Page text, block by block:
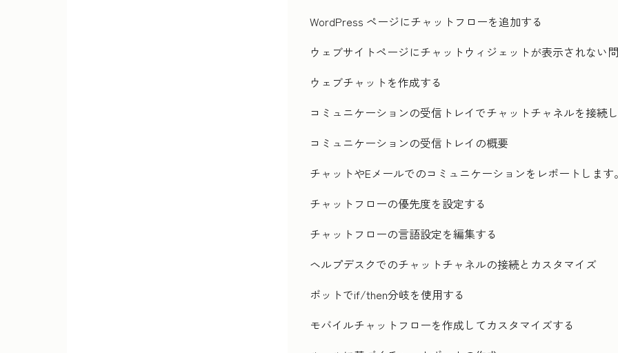
WordPress ページにチャットフローを追加する
ウェブサイトページにチャットウィジェットが表示されない
ウェブチャットを作成する
コミュニケーションの受信トレイでチャットチャネルを接続
コミュニケーションの受信トレイの概要
チャットやEメールでのコミュニケーションをレポートします。
チャットフローの優先度を設定する
チャットフローの言語設定を編集する
ヘルプデスクでのチャットチャネルの接続とカスタマイズ
ボットでif/then分岐を使用する
モバイルチャットフローを作成してカスタマイズする